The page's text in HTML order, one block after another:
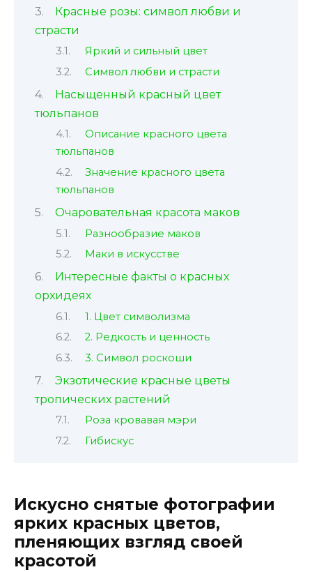
Красные розы: символ любви и
страсти
Яркий и сильный цвет
Символ любви и страсти
Насыщенный красный цвет
тюльпанов
Описание красного цвета
тюльпанов
Значение красного цвета
тюльпанов
Очаровательная красота маков
Разнообразие маков
Маки в искусстве
Интересные факты о красных
орхидеях
1. Цвет символизма
2. Редкость и ценность
3. Символ роскоши
Экзотические красные цветы
тропических растений
Роза кровавая мэри
Гибискус
Искусно снятые фотографии
ярких красных цветов,
пленяющих взгляд своей
красотой